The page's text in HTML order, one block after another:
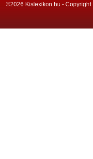
©2026 Kislexikon.hu -